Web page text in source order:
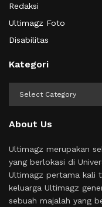
Redaksi
Ultimagz Foto
Disabilitas
Kategori
About Us
Ultimagz merupakan
yang berlokasi di
Ultimagz pertama kali
keluarga Ultimagz
sebuah majalah yang